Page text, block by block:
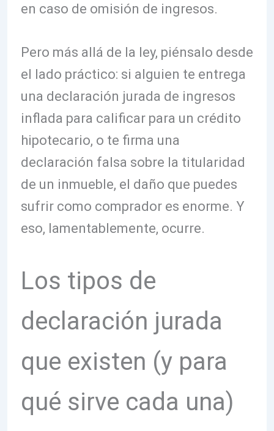
en caso de omisión de ingresos.
Pero más allá de la ley, piénsalo desde
el lado práctico: si alguien te entrega
una declaración jurada de ingresos
inflada para calificar para un crédito
hipotecario, o te firma una
declaración falsa sobre la titularidad
de un inmueble, el daño que puedes
sufrir como comprador es enorme. Y
eso, lamentablemente, ocurre.
Los tipos de
declaración jurada
que existen (y para
qué sirve cada una)